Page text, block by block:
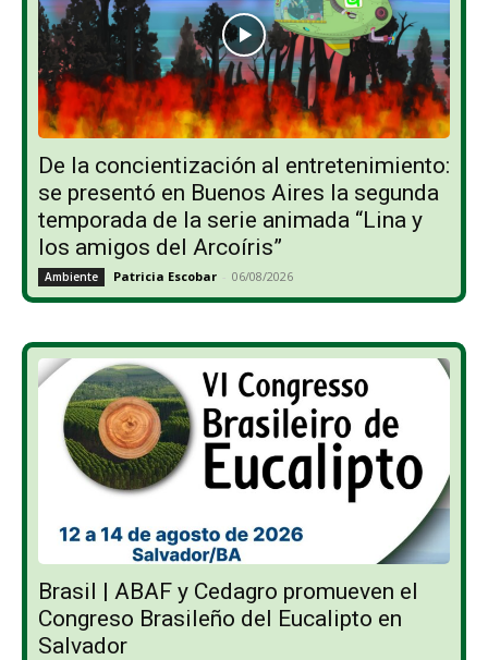
De la concientización al entretenimiento:
se presentó en Buenos Aires la segunda
temporada de la serie animada “Lina y
los amigos del Arcoíris”
Ambiente Patricia Escobar - 06/08/2026
Brasil | ABAF y Cedagro promueven el
Congreso Brasileño del Eucalipto en
Salvador